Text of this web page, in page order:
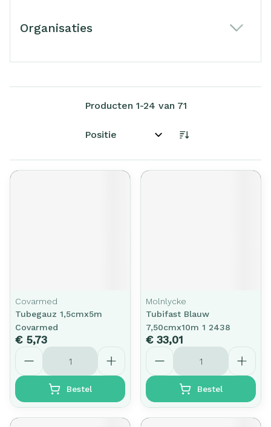
Organisaties
Producten 1-24 van 71
Sorteer op:
Covarmed
Tubegauz 1,5cmx5m
Covarmed
€ 5,73
Aantal
Bestel
Molnlycke
Tubifast Blauw
7,50cmx10m 1 2438
€ 33,01
Aantal
Bestel